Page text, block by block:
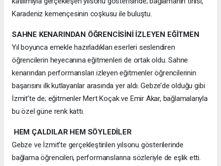
Karadeniz kemençesinin coşkusu ile buluştu.
SAHNE KENARINDAN ÖĞRENCİSİNİ İZLEYEN EĞİTMEN
Yıl boyunca emekle hazırladıkları eserleri seslendiren
öğrencilerin heyecanına eğitmenleri de ortak oldu. Sahne
kenarından performansları izleyen eğitmenler öğrencilerinin
başarısını ilk kutlayanlar arasında yer aldı. Gebze’de olduğu gibi
İzmit’te de; eğitmenler Mert Koçak ve Emir Akar, bağlamalarıyla
bu özel güne renk kattı.
HEM ÇALDILAR HEM SÖYLEDİLER
Gebze ve İzmit’te gerçekleştirilen yılsonu gösterilerinde
bağlama öğrencileri, performanslarına sözleriyle de eşlik etti.